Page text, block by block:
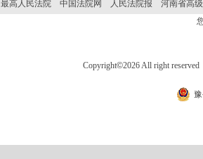
最高人民法院 中国法院网 人民法院报
河南省高
Copyright©2026 All right